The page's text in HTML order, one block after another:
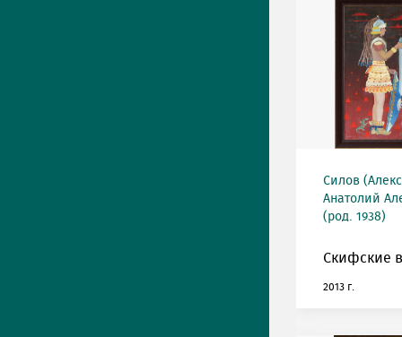
Силов
Анатолий
(род. 1938)
Скифские
2013 г.